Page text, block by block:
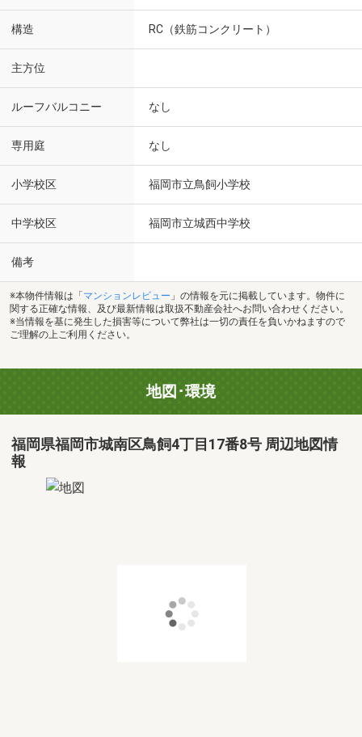
構造 RC（鉄筋コンクリート）
主方位
ルーフバルコニー なし
専用庭 なし
小学校区 福岡市立鳥飼小学校
中学校区 福岡市立城西中学校
備考
※本物件情報は「 マンションレビュー 」の情報を元に掲載しています。物件に
関する正確な情報、及び最新情報は取扱不動産会社へお問い合わせください。
※当情報を基に発生した損害等について弊社は一切の責任を負いかねますので
ご理解の上ご利用ください。
地図･環境
福岡県福岡市城南区鳥飼4丁目17番8号 周辺地図情
報